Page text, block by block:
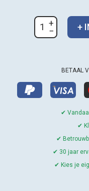
Roodbaarsfilet
aantal
+
BETAAL
✔
✔
✔
✔ 30 jaar
✔ Kies je